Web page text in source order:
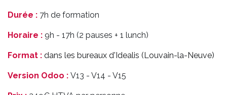
Durée : 7h de formation
Horaire : 9h - 17h (2 pauses + 1 lunch)
Format : dans les bureaux d'Idealis (Louvain-la-Neuve)
Version Odoo : V13 - V14 - V15